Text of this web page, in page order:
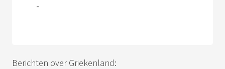
-
Berichten over Griekenland: